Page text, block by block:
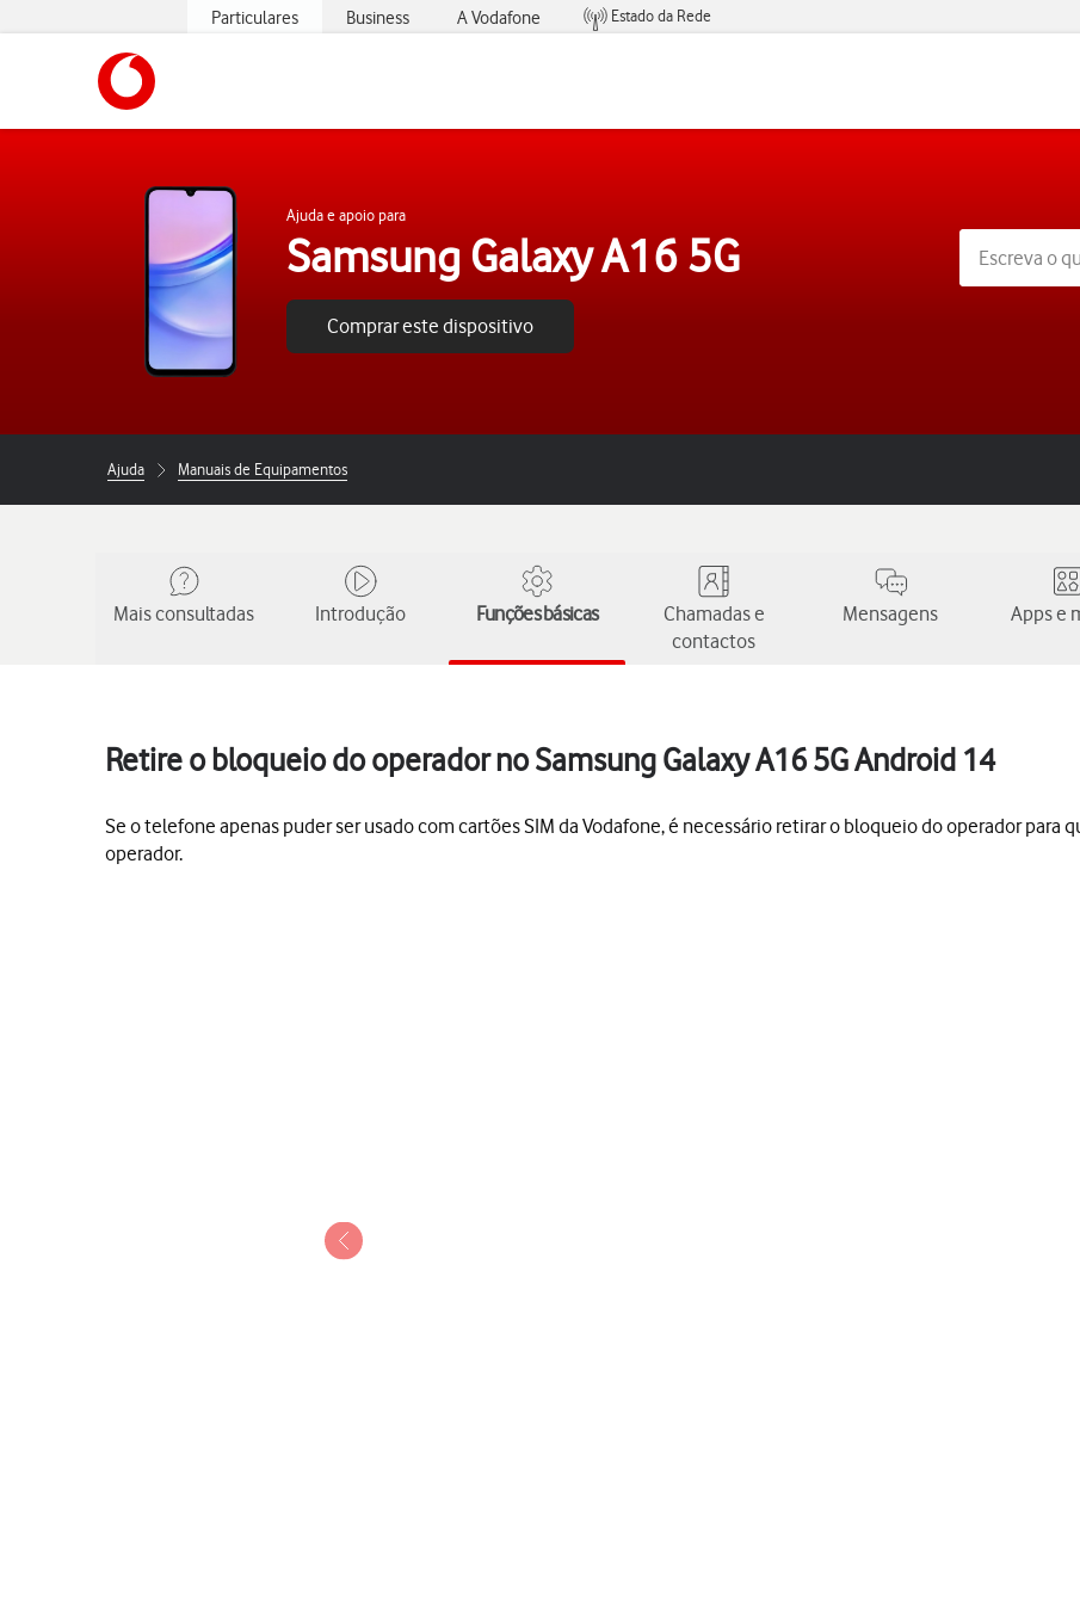
Particulares Business A Vodafone
Estado da Rede
Ajuda e apoio para
Samsung Galaxy A16 5G
Comprar este dispositivo
Ajuda Manuais de Equipamentos
Mais consultadas Introdução Funções básicas
Chamadas e
contactos
Mensagens Apps e
Retire o bloqueio do operador no Samsung Galaxy A16 5G Android 14
Se o telefone apenas puder ser usado com cartões SIM da Vodafone, é necessário retirar o bloqueio do operador para
operador.